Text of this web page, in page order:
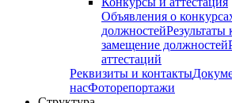
Объявления о
должностейРезультаты
замещение должностей
аттестаций
Реквизиты и контакты
насФоторепортажи